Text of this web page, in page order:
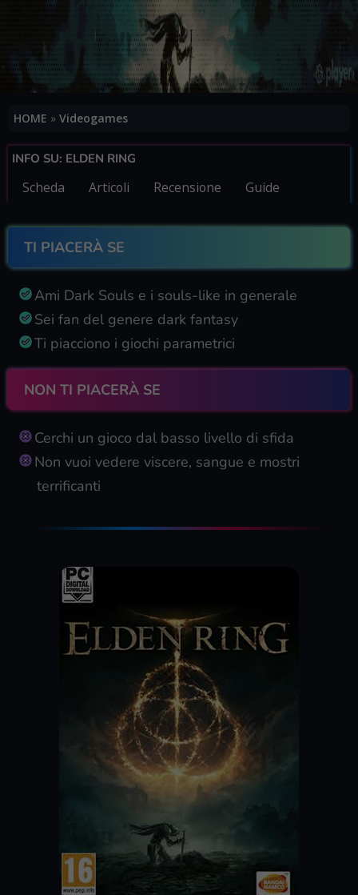
HOME » Videogames
INFO SU: ELDEN RING
Scheda Articoli Recensione Guide
TI PIACERÀ SE
Ami Dark Souls e i souls-like in generale
Sei fan del genere dark fantasy
Ti piacciono i giochi parametrici
NON TI PIACERÀ SE
Cerchi un gioco dal basso livello di sfida
Non vuoi vedere viscere, sangue e mostri
terrificanti